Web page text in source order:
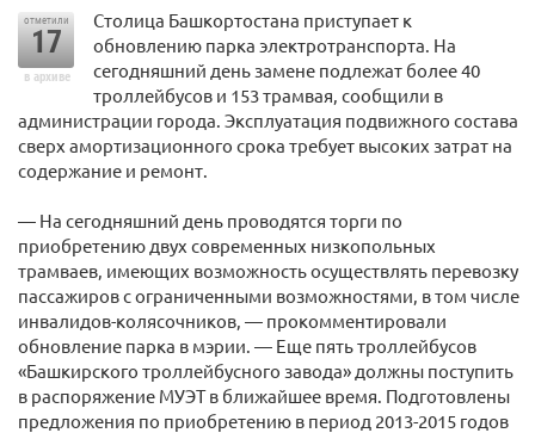
отметили
17
в архиве
Столица Башкортостана приступает к
обновлению парка электротранспорта. На
сегодняшний день замене подлежат более 40
троллейбусов и 153 трамвая, сообщили в
администрации города. Эксплуатация подвижного состава
сверх амортизационного срока требует высоких затрат на
содержание и ремонт.
— На сегодняшний день проводятся торги по
приобретению двух современных низкопольных
трамваев, имеющих возможность осуществлять перевозку
пассажиров с ограниченными возможностями, в том числе
инвалидов-колясочников, — прокомментировали
обновление парка в мэрии. — Еще пять троллейбусов
«Башкирского троллейбусного завода» должны поступить
в распоряжение МУЭТ в ближайшее время. Подготовлены
предложения по приобретению в период 2013-2015 годов